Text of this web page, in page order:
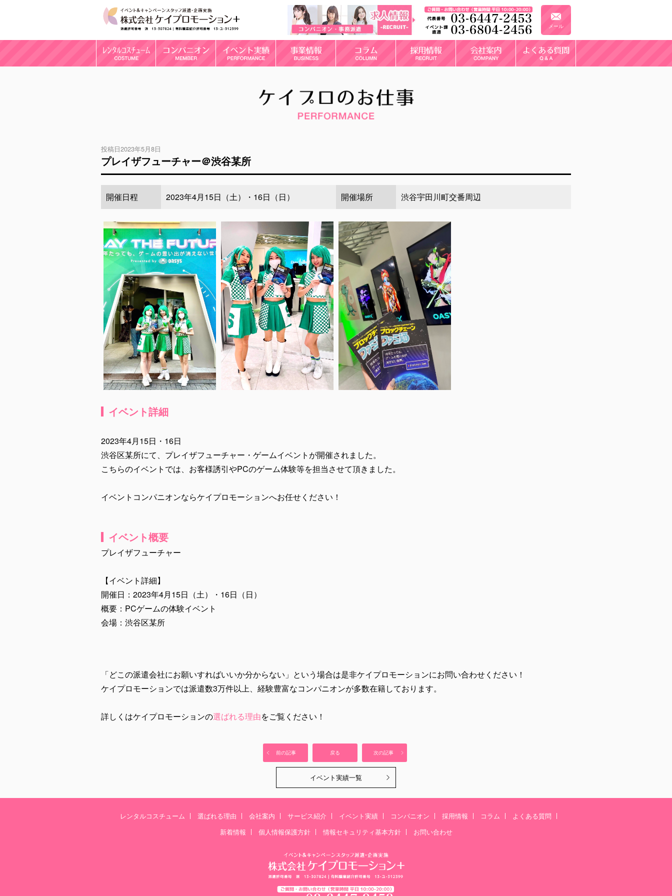
メール
投稿日2023年5月8日
プレイザフューチャー＠渋谷某所
開催日程 2023年4月15日（土）・16日（日） 開催場所 渋谷宇田川町交番周辺
イベント詳細
2023年4月15日・16日
渋谷区某所にて、プレイザフューチャー・ゲームイベントが開催されました。
こちらのイベントでは、お客様誘引やPCのゲーム体験等を担当させて頂きました。
イベントコンパニオンならケイプロモーションへお任せください！
イベント概要
プレイザフューチャー
【イベント詳細】
開催日：2023年4月15日（土）・16日（日）
概要：PCゲームの体験イベント
会場：渋谷区某所
「どこの派遣会社にお願いすればいいか分からない」という場合は是非ケイプロモーションにお問い合わせください！
ケイプロモーションでは派遣数3万件以上、経験豊富なコンパニオンが多数在籍しております。
詳しくはケイプロモーションの選ばれる理由をご覧ください！
前の記事 戻る 次の記事
イベント実績一覧
レンタルコスチューム 選ばれる理由 会社案内 サービス紹介 イベント実績 コンパニオン 採用情報 コラム
よくある質問
新着情報
個人情報保護方針 情報セキュリティ基本方針 お問い合わせ